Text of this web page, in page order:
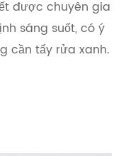
được chuyên gia
sáng suốt, có ý
cần tẩy rửa xanh.